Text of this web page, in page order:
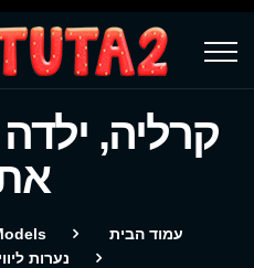
קרליה,
עמוד הבית
נערות